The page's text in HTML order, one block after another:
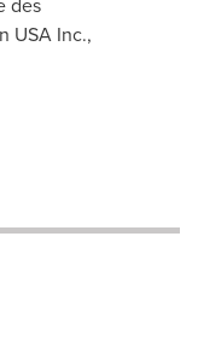
USA Inc.,